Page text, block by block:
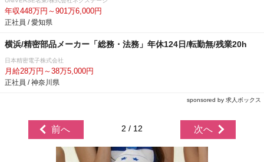
年収448万円～901万6,000円
正社員 / 愛知県
横浜/精密部品メーカー「総務・法務」年休124日/転勤無/残業20h
日本精密電子株式会社
月給28万円～38万5,000円
正社員 / 神奈川県
sponsored by 求人ボックス
前へ 2 / 12 次へ